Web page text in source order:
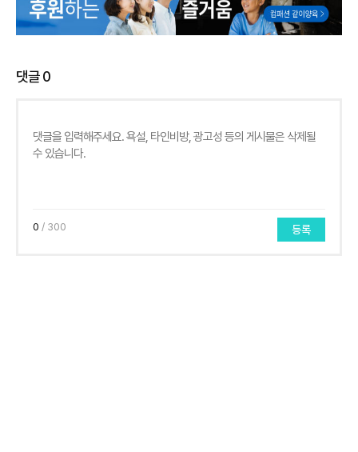
댓글0
0 / 300 등록